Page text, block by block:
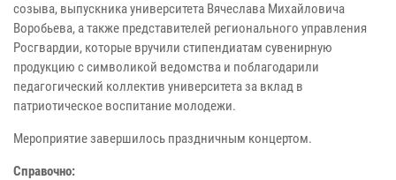
созыва, выпускника университета Вячеслава Михайловича
Воробьева, а также представителей регионального управления
Росгвардии, которые вручили стипендиатам сувенирную
продукцию с символикой ведомства и поблагодарили
педагогический коллектив университета за вклад в
патриотическое воспитание молодежи.
Мероприятие завершилось праздничным концертом.
Справочно: